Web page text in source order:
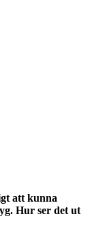
att kunna
Hur ser det ut